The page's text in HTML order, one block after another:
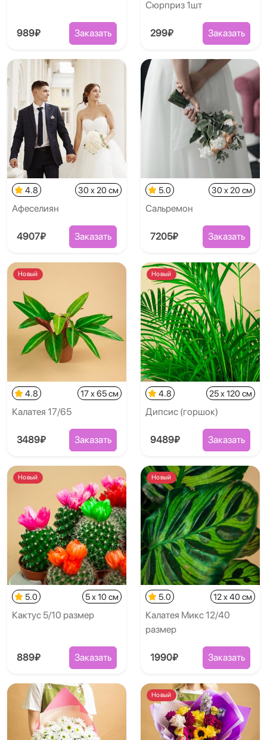
989₽ Заказать
Сюрприз 1шт
299₽ Заказать
4.8 30 x 20 см
Афеселиян
4907₽ Заказать
5.0 30 x 20 см
Сальремон
7205₽ Заказать
Новый
4.8 17 x 65 см
Калатея 17/65
3489₽ Заказать
Новый
4.8 25 x 120 см
Дипсис (горшок)
9489₽ Заказать
Новый
5.0 5 x 10 см
Кактус 5/10 размер
889₽ Заказать
Новый
5.0 12 x 40 см
Калатея Микс 12/40
размер
1990₽ Заказать
Новый